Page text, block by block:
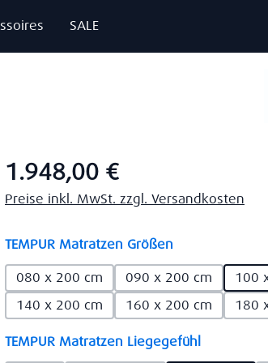
SALE
Regulärer Preis:
1.948,00 €
Preise inkl. MwSt. zzgl. Versandkosten
TEMPUR Matratzen Größen
080 x 200 cm
090 x 200 cm
100
140 x 200 cm
160 x 200 cm 180
TEMPUR Matratzen Liegegefühlauswählen